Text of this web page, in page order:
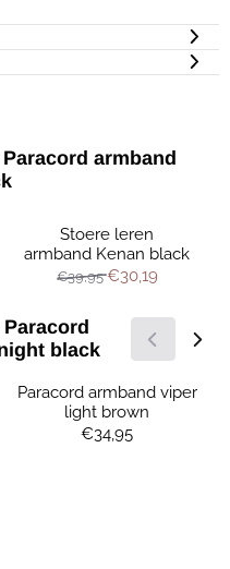
Paracord armband
Stoere leren
armband Kenan black
Van 39,95 voor
€39,95€30,19
Paracord
black
Paracord armband viper
light brown
Prijs: 34,95
€34,95